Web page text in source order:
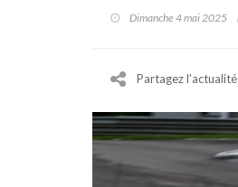
Dimanche 4 mai 2025
Partagez l'actualité